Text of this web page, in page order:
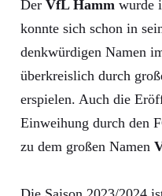
Der VfL Hamm wurde
konnte sich schon in
denkwürdigen Namen
überkreislich durch
erspielen. Auch die
Einweihung durch den
zu dem großen Namen